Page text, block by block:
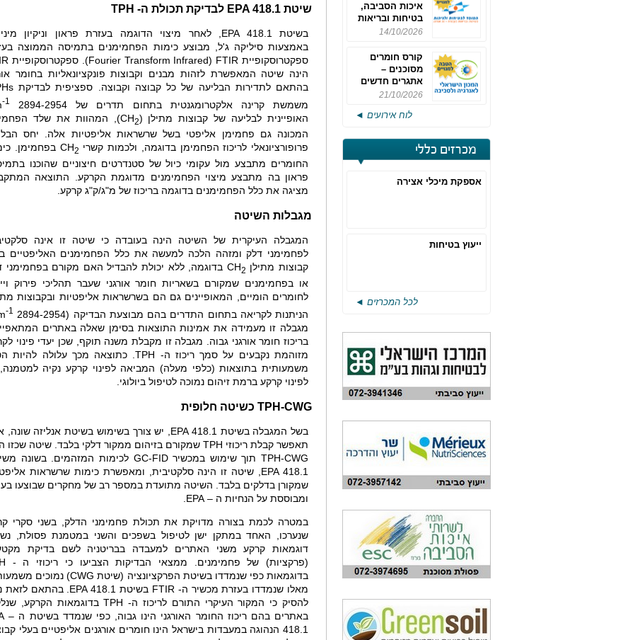
איכות הסביבה,
בטיחות ובריאות
תעסוקתית
14/10/2026
קורס חומרים
מסוכנים –
אתגרים חדשים
והערכות לחוק
מחזור 4
21/10/2026
לוח אירועים ◄
מכרזים כללי
אספקת מיכלי אצירה
ייעוץ בטיחות
לכל המכרזים ◄
שיטת EPA 418.1 לבדיקת תכולת ה- TPH
בשיטת EPA 418.1 , לאחר מיצוי הדוגמה בעזרת פראון וניקיון
באמצעות סיליקה ג'ל, מבוצע כימות הפחמימנים בתמיסה הממוצה
ספקטרוסקופיית Fourier Transform Infrared) FTIR). ספקטרוסקופיית
הינה שיטה המאפשרת לזהות מבנים וקבוצות פונקציונאליות בחומר
בהתאם לתדירות הבליעה של כל קבוצה וקבוצה. ספציפית לבדיקת
משמשת קרינה אלקטרומגנטית בתחום תדרים של 2894-2954
-1
האופיינית לבליעה של קבוצות מתילן ( CH2
), המהוות את שלד
המכונה גם פחמימן אליפטי בשל שרשראות אליפטיות אלה. יחס
פרופורציונאלי לריכוז הפחמימן בדוגמה, ולכמות קשרי
CH2
בפחמימן.
החומרים מתבצע מול עקומי כיול של סטנדרטים חיצוניים שהוכנו
פראון בה מתבצע מיצוי הפחמימנים מדוגמת הקרקע. התוצאה
מציגה את כלל הפחמימנים בדוגמה בריכוז של מ"ג/ק"ג קרקע.
מגבלות השיטה
המגבלה העיקרית של השיטה הינה בעובדה כי שיטה זו אינה
לפחמימני דלק ומזהה הלכה למעשה את כלל הפחמימנים האליפטיים
קבוצות מתילן
CH2
בדוגמה, ללא יכולת להבדיל האם מקורם בפחמימני
או בפחמימנים שמקורם בשאריות חומר אורגני שעבר תהליכי פירוק
לחומרים הומיים, המאופיינים גם הם בשרשראות אליפטיות ובקבוצות
הניתנות לקריאה בתחום התדרים בהם מבוצעת הבדיקה (2894-2954
-1
מגבלה זו מעמידה את אמינות התוצאות בסימן שאלה באתרים
בריכוז חומר אורגני גבוה. מגבלה זו מקבלת משנה תוקף, שכן יעדי פינוי
מזוהמת נקבעים על סמך ריכוז ה- TPH. כתוצאה מכך עלולה להיות
משמעותית בתוצאות (כלפי מעלה) המביאה לפינוי קרקע נקיה
לפינוי קרקע ברמת זיהום נמוכה לטיפול ביולוגי.
TPH-CWG כשיטה חלופית
בשל המגבלה בשיטת EPA 418.1 , יש צורך בשימוש בשיטת אנליזה שונה,
תאפשר קבלת ריכוזי TPH שמקורם בזיהום ממקור דלקי בלבד. שיטה שכזו
TPH-CWG תוך שימוש במכשירGC-FID לכימות המזהמים. בשונה
EPA 418.1 , שיטה זו הינה סלקטיבית, ומאפשרת כימות שרשראות
שמקורן בדלקים בלבד. השיטה מתועדת במספר רב של מחקרים שבוצעו
ומבוססת על הנחיות ה – EPA
במטרה לכמת בצורה מדויקת את תכולת פחמימני הדלק, בשני סקרי
שנערכו, האחד במתקן ישן לטיפול בשפכים והשני במטמנת פסולת,
דוגמאות קרקע משני האתרים למעבדה בבריטניה לשם בדיקת
(פרקציות) של פחמימנים. ממצאי הבדיקות הצביעו כי ריכוזי ה -
בדוגמאות כפי שנמדדו בשיטת הפרקציונציה (שיטת CWG) נמוכים
מאלו שנמדדו בעזרת מכשיר ה- FTIR בשיטת EPA 418.1 . בהתאם לזאת
להסיק כי המקור העיקרי התורם לריכוז ה- TPHבדוגמאות הקרקע,
באתרים בהם ריכוז החומר האורגני הינו גבוה, כפי שנמדד בשיטת ה –
418.1 הנהוגה במעבדות בישראל הינו חומרים אורגנים אליפטיים בעלי